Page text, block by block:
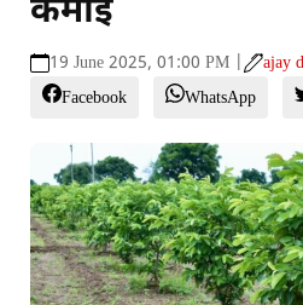
कमाई
19 June 2025, 01:00 PM |
ajay
Facebook
WhatsApp